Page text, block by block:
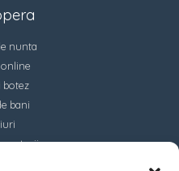
nunta
botez
bani
marturii